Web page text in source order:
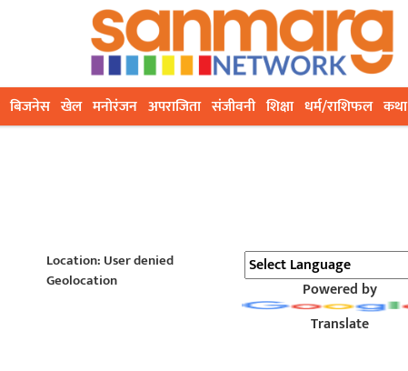
बिजनेस खेल मनोरंजन अपराजिता संजीवनी शिक्षा धर्म/राशिफल कथा
Location: User denied
Geolocation
Powered by
Translate